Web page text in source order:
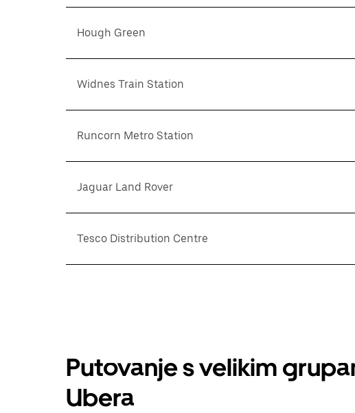
Hough Green
Widnes Train Station
Runcorn Metro Station
Jaguar Land Rover
Tesco Distribution Centre
Putovanje s velikim
Ubera